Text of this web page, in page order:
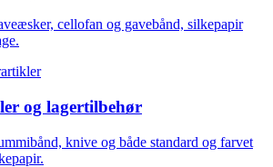
cellofan og gavebånd, silkepapir
og lagertilbehør
knive og både standard og farvet